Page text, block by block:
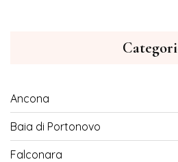
Ancona
Baia di Portonovo
Falconara